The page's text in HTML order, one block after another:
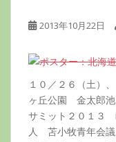
2013年10月22日
１０／２６（土）
ヶ丘公園 金太郎池
サミット２０１３
人 苫小牧青年会議